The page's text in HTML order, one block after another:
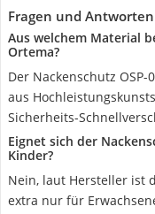
Fragen und
Aus welchem Material
Ortema?
Der Nackenschutz
aus
Sicherheits-
Eignet sich der
Kinder?
Nein, laut Hersteller ist
extra nur für